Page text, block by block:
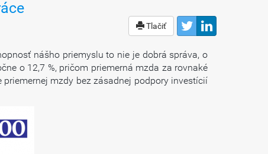
Tlačiť
nášho priemyslu to nie je dobrá správa, o
o 12,7 %, pričom priemerná mzda za rovnaké
mzdy bez zásadnej podpory investícií